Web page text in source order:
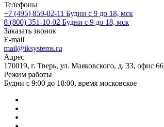
Телефоны
+7 (495) 859-02-11 Будни с 9 до 18, мск
8 (800) 351-10-02 Будни с 9 до 18, мск
Заказать звонок
E-mail
mail@iksystems.ru
Адрес
170019, г. Тверь, ул. Маяковского, д. 33, офис 66
Режим работы
Будни с 9:00 до 18:00, время московское